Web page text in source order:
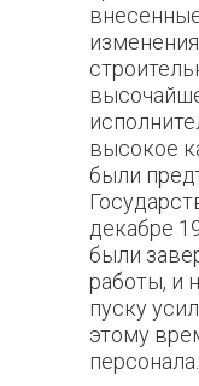
высокое
были
декабре
были
работы, и
пуску
этому
персонала.